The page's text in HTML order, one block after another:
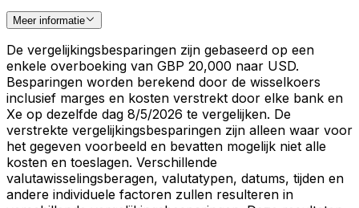
Meer informatie
De vergelijkingsbesparingen zijn gebaseerd op een
enkele overboeking van GBP 20,000 naar USD.
Besparingen worden berekend door de wisselkoers
inclusief marges en kosten verstrekt door elke bank en
Xe op dezelfde dag 8/5/2026 te vergelijken. De
verstrekte vergelijkingsbesparingen zijn alleen waar voor
het gegeven voorbeeld en bevatten mogelijk niet alle
kosten en toeslagen. Verschillende
valutawisselingsberagen, valutatypen, datums, tijden en
andere individuele factoren zullen resulteren in